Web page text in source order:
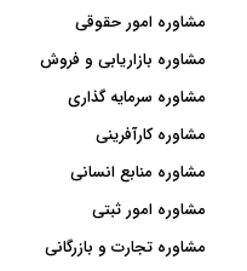
مشاوره امور حقوقی
مشاوره بازاریابی و فروش
مشاوره سرمایه گذاری
مشاوره کارآفرینی
مشاوره منابع انسانی
مشاوره امور ثبتی
مشاوره تجارت و بازرگانی